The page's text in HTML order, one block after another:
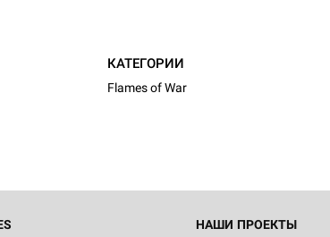
КАТЕГОРИИ
Flames of War
НАШИ ПРОЕКТЫ